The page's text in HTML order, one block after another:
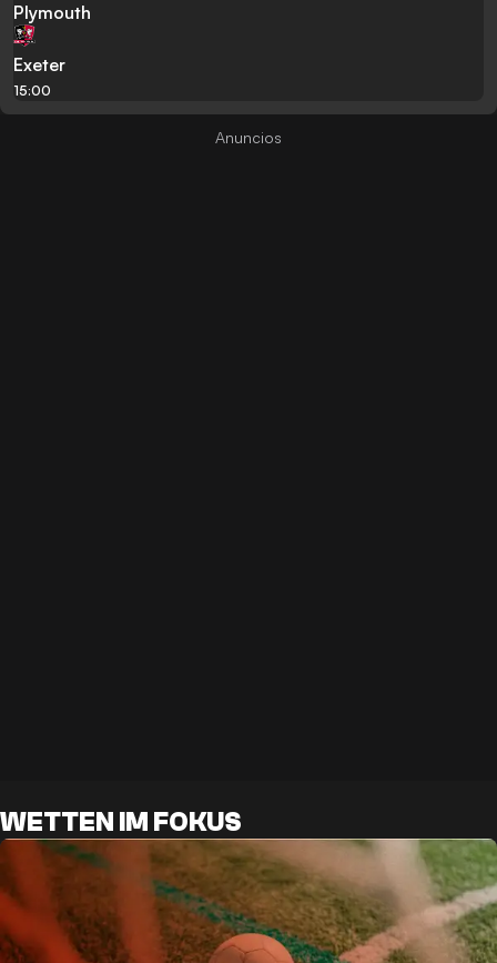
Plymouth
Exeter
15:00
WETTEN IM FOKUS